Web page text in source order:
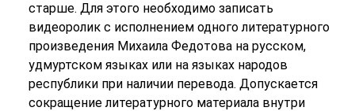
старше. Для этого необходимо записать
видеоролик с исполнением одного литературного
произведения Михаила Федотова на русском,
удмуртском языках или на языках народов
республики при наличии перевода. Допускается
сокращение литературного материала внутри